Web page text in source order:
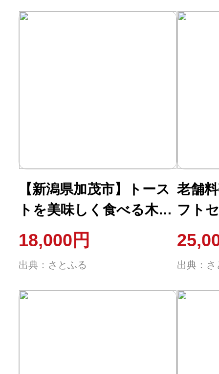
副業・パラレルワーカー
ふるさと納税の基礎知識
10秒ぴったり診断
自治体直営サイト特集
はじめるバイブルとは
【新潟県加茂市】トース
トを美味しく食べる木の
パン皿〈波乗りパン皿〉
サイズ200・国産山桜
18,000円
出典：さとふる
老舗
フト
【2種
漬炙
出典：さ